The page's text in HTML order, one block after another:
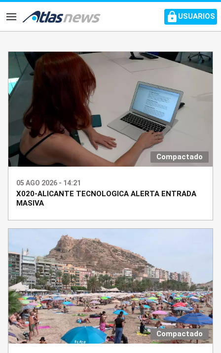
common.go-to-content
Navegación
USUARIOS
Compactado
05 AGO 2026 - 14:21
X020-ALICANTE TECNOLOGICA ALERTA ENTRADA
MASIVA
Compactado